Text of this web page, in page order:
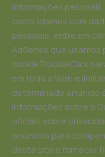
informações
como lidamos com
pessoais, entre em
AdSense que usamos
cookie DoubleClick
em toda a Web e
determinado anúncio
informações sobre o
oficiais sobre
anúncios para
deste site e fornecer